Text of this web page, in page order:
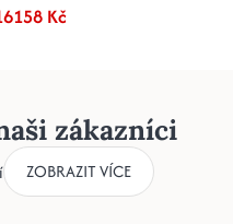
Kč
zákazníci
ZOBRAZIT VÍCE